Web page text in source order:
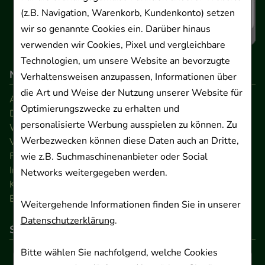
(z.B. Navigation, Warenkorb, Kundenkonto) setzen
wir so genannte Cookies ein. Darüber hinaus
verwenden wir Cookies, Pixel und vergleichbare
Technologien, um unsere Website an bevorzugte
Verhaltensweisen anzupassen, Informationen über
die Art und Weise der Nutzung unserer Website für
Optimierungszwecke zu erhalten und
personalisierte Werbung ausspielen zu können. Zu
Werbezwecken können diese Daten auch an Dritte,
wie z.B. Suchmaschinenanbieter oder Social
Networks weitergegeben werden.
Weitergehende Informationen finden Sie in unserer
Datenschutzerklärung.
Bitte wählen Sie nachfolgend, welche Cookies
Navigation
AGB
Datenschutz
Widerrufsrecht
Versandkosten
FAQ
Impressum
Kontakt
Barrierefreiheitserklärung
So können Sie bezahlen